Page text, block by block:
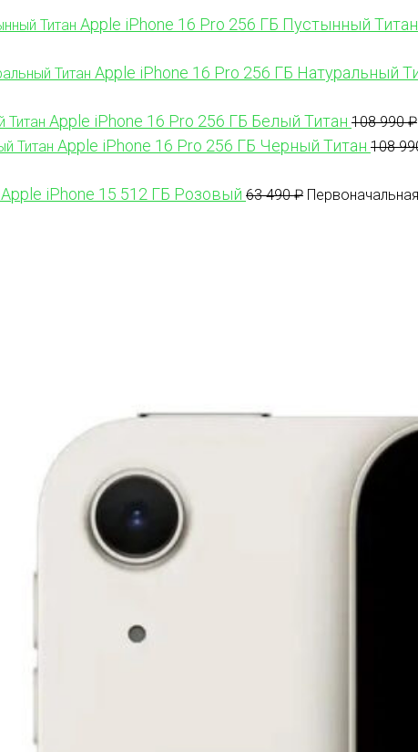
Apple iPhone 16 Pro 256 ГБ Пустынный Титан
Apple iPhone 16 Pro 256 ГБ Натуральный
Apple iPhone 16 Pro 256 ГБ Белый Титан 108 990₽
Apple iPhone 16 Pro 256 ГБ Черный Титан 108
Apple iPhone 15 512 ГБ Розовый 63 490₽